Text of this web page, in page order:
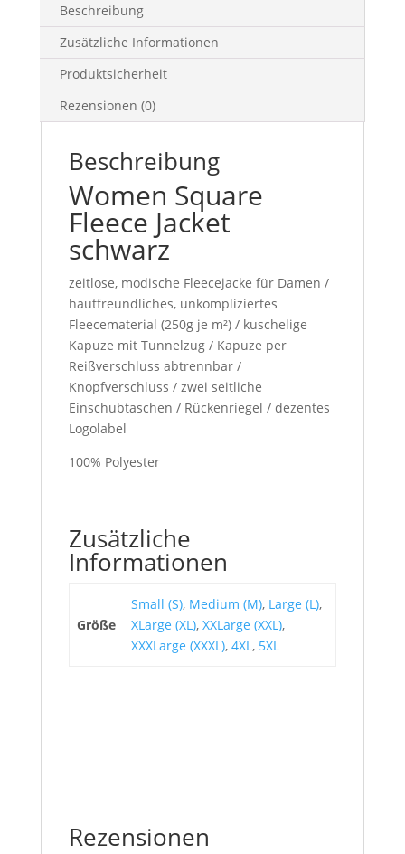
Beschreibung
Zusätzliche Informationen
Produktsicherheit
Rezensionen (0)
Beschreibung
Women Square
Fleece Jacket
schwarz
zeitlose, modische Fleecejacke für Damen /
hautfreundliches, unkompliziertes
Fleecematerial (250g je m²) / kuschelige
Kapuze mit Tunnelzug / Kapuze per
Reißverschluss abtrennbar /
Knopfverschluss / zwei seitliche
Einschubtaschen / Rückenriegel / dezentes
Logolabel
100% Polyester
Zusätzliche
Informationen
Größe
Small (S), Medium (M), Large (L),
XLarge (XL), XXLarge (XXL),
XXXLarge (XXXL), 4XL , 5XL
Rezensionen